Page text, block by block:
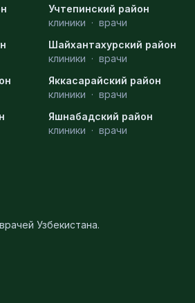
Учтепинский район
клиники · врачи
Шайхантахурский район
клиники · врачи
Яккасарайский район
клиники · врачи
Яшнабадский район
клиники · врачи
Узбекистана.